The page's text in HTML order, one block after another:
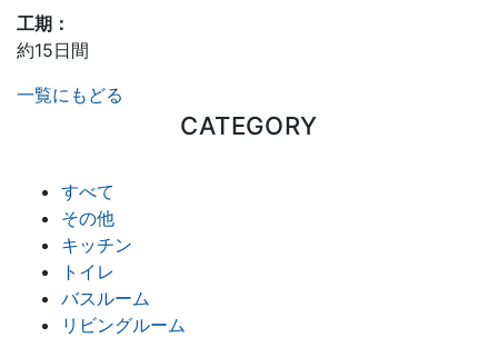
工期：
約15日間
一覧にもどる
CATEGORY
すべて
その他
キッチン
トイレ
バスルーム
リビングルーム